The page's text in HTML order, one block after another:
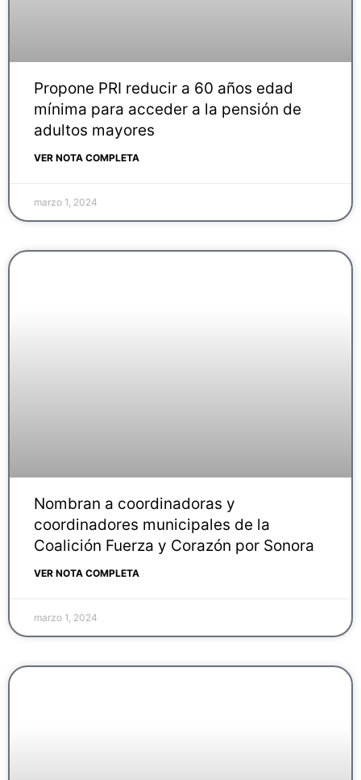
Propone PRI reducir a 60 años edad
mínima para acceder a la pensión de
adultos mayores
VER NOTA COMPLETA
marzo 1, 2024
Nombran a coordinadoras y
coordinadores municipales de la
Coalición Fuerza y Corazón por Sonora
VER NOTA COMPLETA
marzo 1, 2024